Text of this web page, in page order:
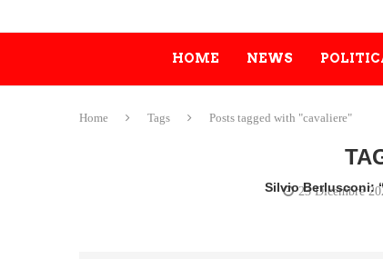
HOME NEWS
Home Tags Posts tagged with "cavaliere"
Silvio Berlusconi:
23 Dicembre